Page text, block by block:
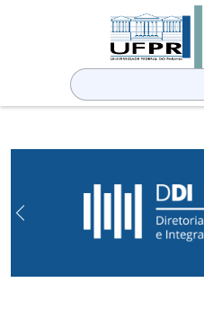
Pesquisar
por:
Previous